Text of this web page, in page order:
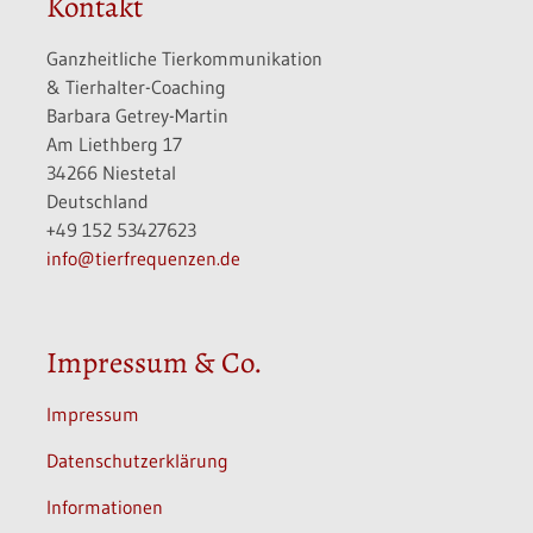
Ganzheitliche Tierkommunikation
& Tierhalter-Coaching
Barbara Getrey-Martin
Am Liethberg 17
34266 Niestetal
Deutschland
+49 152 53427623
info@tierfrequenzen.de
Impressum & Co.
Impressum
Datenschutzerklärung
Informationen